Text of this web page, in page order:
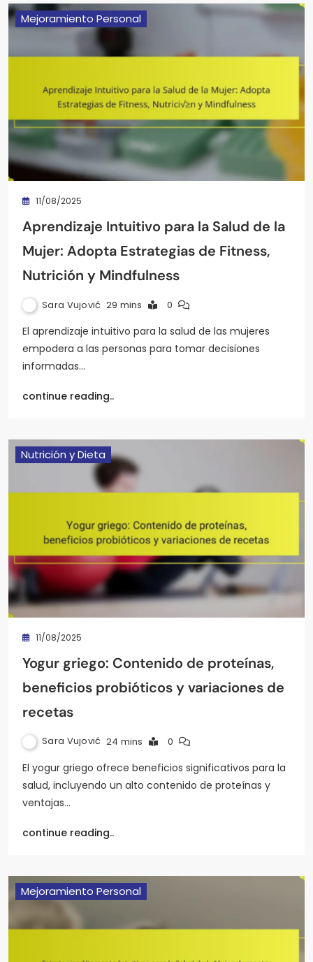
Mejoramiento Personal
11/08/2025
Aprendizaje Intuitivo para la Salud de la
Mujer: Adopta Estrategias de Fitness,
Nutrición y Mindfulness
Sara Vujović 29 mins 0
El aprendizaje intuitivo para la salud de las mujeres
empodera a las personas para tomar decisiones
informadas…
continue reading..
Nutrición y Dieta
11/08/2025
Yogur griego: Contenido de proteínas,
beneficios probióticos y variaciones de
recetas
Sara Vujović 24 mins 0
El yogur griego ofrece beneficios significativos para la
salud, incluyendo un alto contenido de proteínas y
ventajas…
continue reading..
Mejoramiento Personal